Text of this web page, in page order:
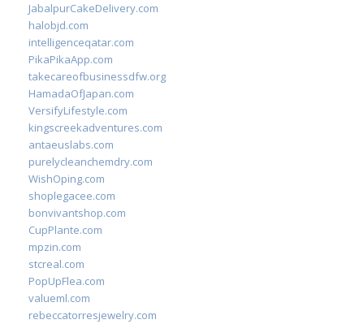
JabalpurCakeDelivery.com
halobjd.com
intelligenceqatar.com
PikaPikaApp.com
takecareofbusinessdfw.org
HamadaOfJapan.com
VersifyLifestyle.com
kingscreekadventures.com
antaeuslabs.com
purelycleanchemdry.com
WishOping.com
shoplegacee.com
bonvivantshop.com
CupPlante.com
mpzin.com
stcreal.com
PopUpFlea.com
valueml.com
rebeccatorresjewelry.com